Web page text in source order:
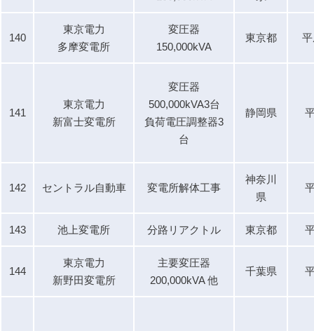
140
東京電力
多摩変電所
変圧器
150,000kVA
東京都
141
東京電力
新富士変電所
変圧器
500,000kVA3台
負荷電圧調整器3
台
静岡県
142 セントラル自動車 変電所解体工事
神奈川
県
143 池上変電所 分路リアクトル 東京都
144
東京電力
新野田変電所
主要変圧器
200,000kVA 他
千葉県